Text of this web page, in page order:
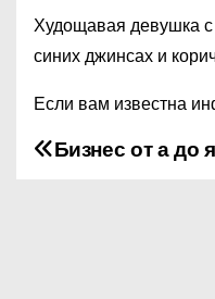
Худощавая девушка
синих джинсах и
Если вам известна
НБизнес от а до я